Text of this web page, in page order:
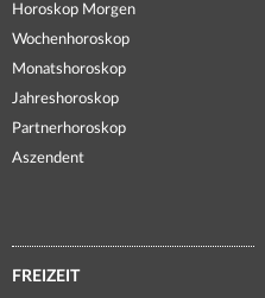
Horoskop Morgen
Wochenhoroskop
Monatshoroskop
Jahreshoroskop
Partnerhoroskop
Aszendent
FREIZEIT